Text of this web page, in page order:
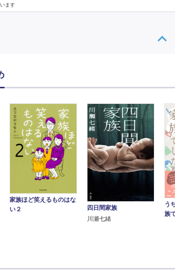
ます
家族ほど笑えるものはな
い２
四日間家族
川瀬七緒
う
族